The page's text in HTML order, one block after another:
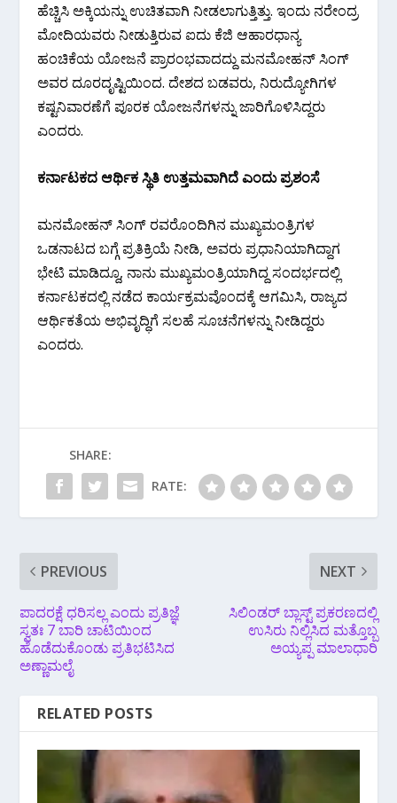
ಹೆಚ್ಚಿಸಿ ಅಕ್ಕಿಯನ್ನು ಉಚಿತವಾಗಿ ನೀಡಲಾಗುತ್ತಿತ್ತು. ಇಂದು ನರೇಂದ್ರ
ಮೋದಿಯವರು ನೀಡುತ್ತಿರುವ ಐದು ಕೆಜಿ ಆಹಾರಧಾನ್ಯ
ಹಂಚಿಕೆಯ ಯೋಜನೆ ಪ್ರಾರಂಭವಾದದ್ದು ಮನಮೋಹನ್ ಸಿಂಗ್
ಅವರ ದೂರದೃಷ್ಟಿಯಿಂದ. ದೇಶದ ಬಡವರು, ನಿರುದ್ಯೋಗಿಗಳ
ಕಷ್ಟನಿವಾರಣೆಗೆ ಪೂರಕ ಯೋಜನೆಗಳನ್ನು ಜಾರಿಗೊಳಿಸಿದ್ದರು
ಎಂದರು.
ಕರ್ನಾಟಕದ ಆರ್ಥಿಕ ಸ್ಥಿತಿ ಉತ್ತಮವಾಗಿದೆ ಎಂದು ಪ್ರಶಂಸೆ
ಮನಮೋಹನ್ ಸಿಂಗ್ ರವರೊಂದಿಗಿನ ಮುಖ್ಯಮಂತ್ರಿಗಳ
ಒಡನಾಟದ ಬಗ್ಗೆ ಪ್ರತಿಕ್ರಿಯೆ ನೀಡಿ, ಅವರು ಪ್ರಧಾನಿಯಾಗಿದ್ದಾಗ
ಭೇಟಿ ಮಾಡಿದ್ದೂ, ನಾನು ಮುಖ್ಯಮಂತ್ರಿಯಾಗಿದ್ದ ಸಂದರ್ಭದಲ್ಲಿ
ಕರ್ನಾಟಕದಲ್ಲಿ ನಡೆದ ಕಾರ್ಯಕ್ರಮವೊಂದಕ್ಕೆ ಆಗಮಿಸಿ, ರಾಜ್ಯದ
ಆರ್ಥಿಕತೆಯ ಅಭಿವೃದ್ಧಿಗೆ ಸಲಹೆ ಸೂಚನೆಗಳನ್ನು ನೀಡಿದ್ದರು
ಎಂದರು.
SHARE:
RATE:
PREVIOUS
ಪಾದರಕ್ಷೆ ಧರಿಸಲ್ಲ ಎಂದು ಪ್ರತಿಜ್ಞೆ
ಸ್ವತಃ 7 ಬಾರಿ ಚಾಟಿಯಿಂದ
ಹೊಡೆದುಕೊಂಡು ಪ್ರತಿಭಟಿಸಿದ
ಅಣ್ಣಾಮಲೈ
NEXT
ಸಿಲಿಂಡರ್ ಬ್ಲಾಸ್ಟ್ ಪ್ರಕರಣದಲ್ಲಿ
ಉಸಿರು ನಿಲ್ಲಿಸಿದ ಮತ್ತೊಬ್ಬ
ಅಯ್ಯಪ್ಪ ಮಾಲಾಧಾರಿ
RELATED POSTS